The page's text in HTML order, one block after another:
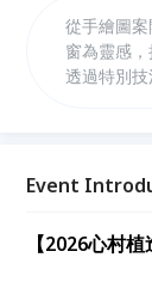
從手繪圖
窗為靈感
透過特別
Event
【2026心村